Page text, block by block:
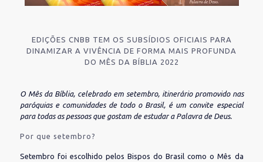
EDIÇÕES CNBB TEM OS SUBSÍDIOS OFICIAIS PARA
DINAMIZAR A VIVÊNCIA DE FORMA MAIS PROFUNDA
DO MÊS DA BÍBLIA 2022
O Mês da Bíblia, celebrado em setembro, itinerário promovido nas
paróquias e comunidades de todo o Brasil, é um convite especial
para todas as pessoas que gostam de estudar a Palavra de Deus.
Por que setembro?
Setembro foi escolhido pelos Bispos do Brasil como o Mês da